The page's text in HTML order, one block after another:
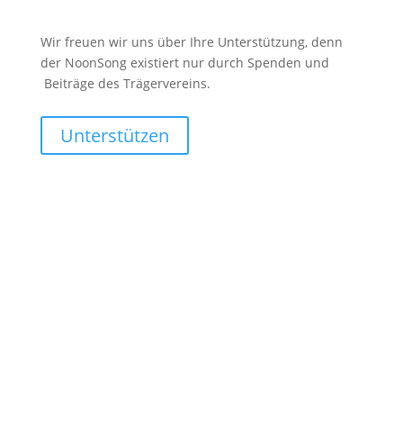
Wir freuen wir uns über Ihre Unterstützung, denn
der NoonSong existiert nur durch Spenden und
Beiträge des Trägervereins.
Unterstützen